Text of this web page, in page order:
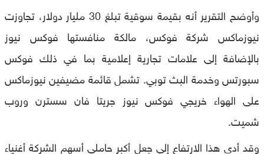
وأوضح التقرير أنه بقيمة سوقية تبلغ 30 مليار دولار، تجاوزت
نيوزماكس شركة فوكس، مالكة منافستها فوكس نيوز
بالإضافة إلى علامات تجارية إعلامية بما في ذلك فوكس
سبورتس وخدمة البث توبي. تشمل قائمة مضيفين نيوزماكس
على الهواء خريجي فوكس نيوز جريتا فان سسترن وروب
شميت.
وقد أدى هذا الارتفاع إلى جعل أكبر حاملي أسهم الشركة أغنياء